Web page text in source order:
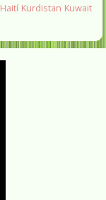
Haití Kurdistan Kuwait